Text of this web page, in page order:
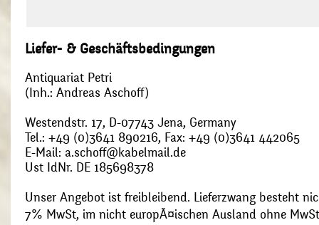
Liefer- & Geschäftsbedingungen
Antiquariat Petri
(Inh.: Andreas Aschoff)
Westendstr. 17, D-07743 Jena, Germany
Tel.: +49 (0)3641 890216, Fax: +49 (0)3641 442065
E-Mail: a.schoff@kabelmail.de
Ust IdNr. DE 185698378
Unser Angebot ist freibleibend. Lieferzwang besteht
7% MwSt, im nicht europÃ¤ischen Ausland ohne